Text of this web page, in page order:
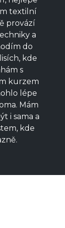
textilní
provází
a
do
kde
s
kurzem
lépe
Mám
i sama a
kde